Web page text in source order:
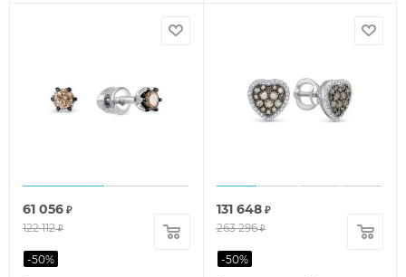
61 056 ₽
122 112₽
-50%
131 648₽
263 296₽
-50%